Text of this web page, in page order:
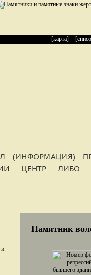
[карта]
(ИНФОРМАЦИЯ)
ЦЕНТР ЛИБО
Памятник
и